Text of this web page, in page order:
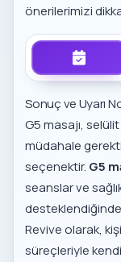
önerilerimizi
Sonuç ve Uyarı
G5 masajı,
müdahale
seçenektir. G5
seanslar ve
Revive olarak,
süreçleriyle